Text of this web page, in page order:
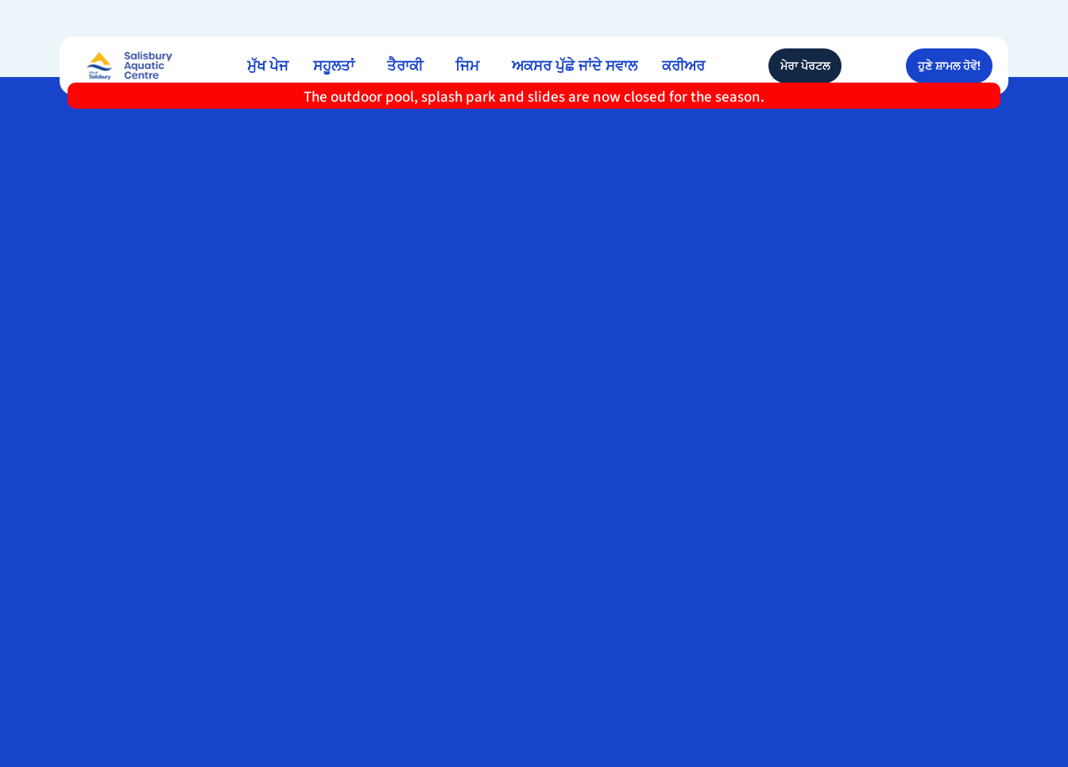
ਮੁੱਖ ਪੇਜ ਸਹੂਲਤਾਂ ਤੈਰਾਕੀ ਜਿਮ ਅਕਸਰ ਪੁੱਛੇ ਜਾਂਦੇ ਸਵਾਲ ਕਰੀਅਰ ਮੇਰਾ ਪੋਰਟਲ ਹੁਣੇ ਸ਼ਾਮਲ ਹੋਵੋ!
The outdoor pool, splash park and slides are now closed for the season.